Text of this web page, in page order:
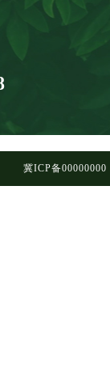
冀ICP备00000000